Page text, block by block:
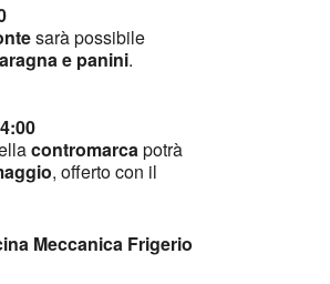
sarà possibile
e panini.
contromarcapotrà
, offerto con il
Meccanica Frigerio